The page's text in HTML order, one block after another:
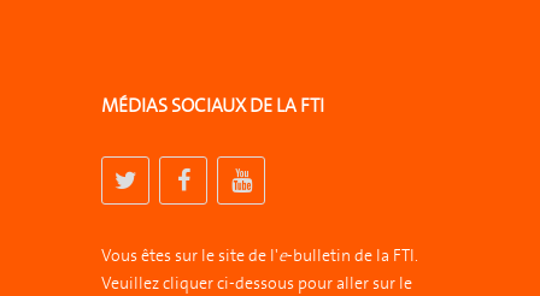
MÉDIAS SOCIAUX DE LA FTI
Vous êtes sur le site de l'e-bulletin de la FTI.
Veuillez cliquer ci-dessous pour aller sur le